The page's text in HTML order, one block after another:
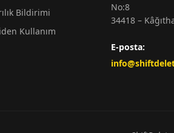
Bildirimi
Kullanım
No:8
34418 –
E-posta: